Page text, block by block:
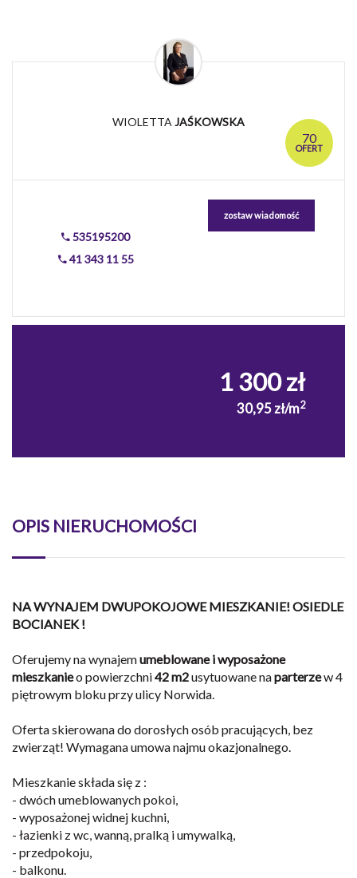
70
OFERT
WIOLETTA JAŚKOWSKA
535195200
41 343 11 55
zostaw wiadomość
1 300 zł
30,95 zł/m2
OPIS NIERUCHOMOŚCI
NA WYNAJEM DWUPOKOJOWE MIESZKANIE! OSIEDLE
BOCIANEK !
Oferujemy na wynajemumeblowane i wyposażone
mieszkanieo powierzchni42m2usytuowane naparterzew 4
piętrowym bloku przy ulicy Norwida.
Oferta skierowana do dorosłych osób pracujących, bez
zwierząt! Wymagana umowa najmu okazjonalnego.
Mieszkanie składa się z :
- dwóch umeblowanych pokoi,
- wyposażonej widnej kuchni,
- łazienki z wc, wanną, pralką i umywalką,
- przedpokoju,
- balkonu.